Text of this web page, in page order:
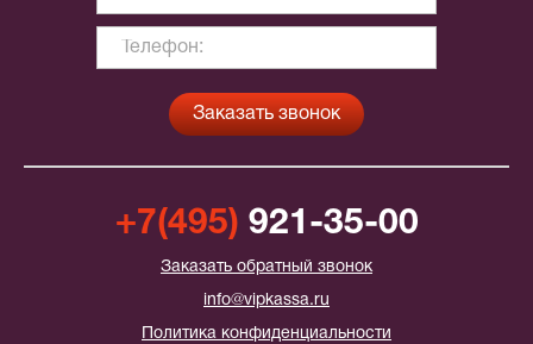
+7(495) 921-35-00
Заказать обратный звонок
info@vipkassa.ru
Политика конфиденциальности